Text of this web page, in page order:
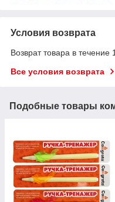
Условия возврата
Возврат товара в течение
Все условия возврата
Подобные товары